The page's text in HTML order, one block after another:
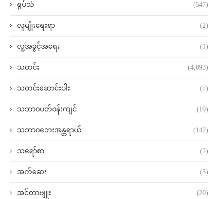
ရုပ်သံ (547)
လူမျိုးရေးရာ (2)
လူ့အခွင့်အရေး (1)
သတင်း (4,893)
သတင်းဆောင်းပါး (7)
သဘာဝပတ်ဝန်းကျင် (19)
သဘာဝဘေးအန္တရာယ် (142)
သရော်စာ (2)
အက်ဆေး (3)
အင်တာဗျူး (20)